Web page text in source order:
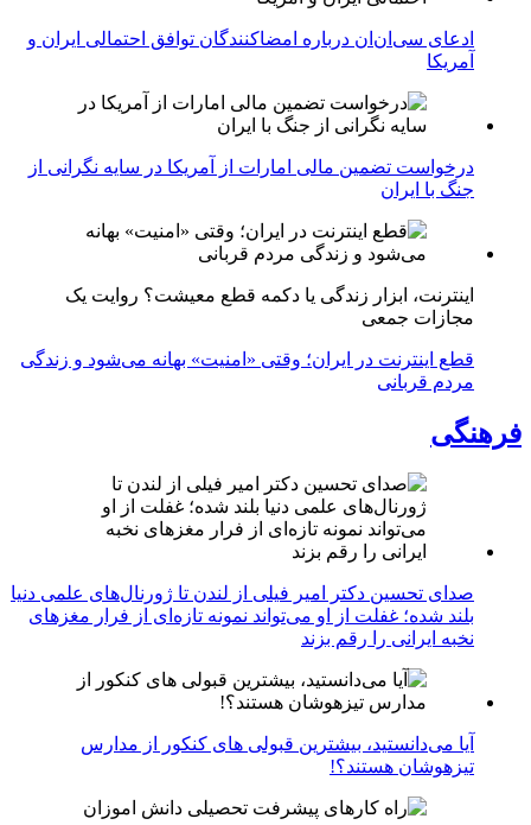
ادعای سی‌ان‌ان درباره امضاکنندگان توافق احتمالی ایران و
آمریکا
درخواست تضمین مالی امارات از آمریکا در سایه نگرانی از
جنگ با ایران
اینترنت، ابزار زندگی یا دکمه قطع معیشت؟ روایت یک
مجازات جمعی
قطع اینترنت در ایران؛ وقتی «امنیت» بهانه می‌شود و زندگی
مردم قربانی
فرهنگی
صدای تحسین دکتر امیر فیلی از لندن تا ژورنال‌های علمی دنیا
بلند شده؛ غفلت از او می‌تواند نمونه تازه‌ای از فرار مغزهای
نخبه ایرانی را رقم بزند
آیا می‌دانستید، بیشترین قبولی های کنکور از مدارس
تیزهوشان هستند؟!